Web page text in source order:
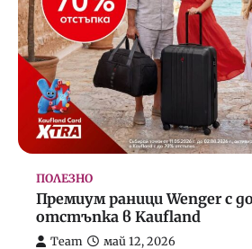
ПОЛЕЗНО
Премиум раници Wenger с
отстъпка в Kaufland
Team май 12, 2026